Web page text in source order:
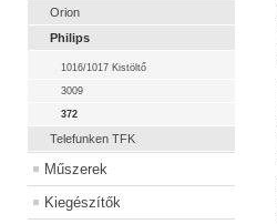
Orion
Philips
1016/1017 Kistöltő
3009
372
Telefunken TFK
Műszerek
Kiegészítők